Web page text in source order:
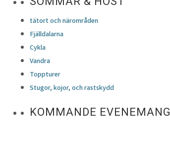
tätort och närområden
Fjälldalarna
Cykla
Vandra
Toppturer
Stugor, kojor, och rastskydd
KOMMANDE EVENEMANG